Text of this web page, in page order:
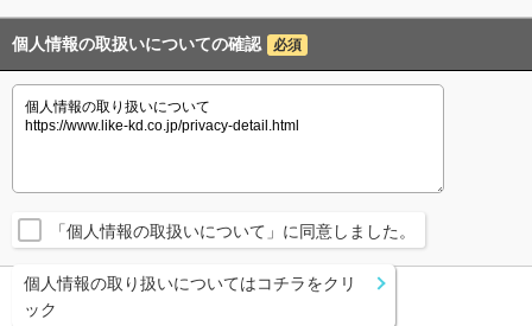
個人情報の取扱いについての確認 必須
「個人情報の取扱いについて」に同意しました。
個人情報の取り扱いについてはコチラをクリ
ック